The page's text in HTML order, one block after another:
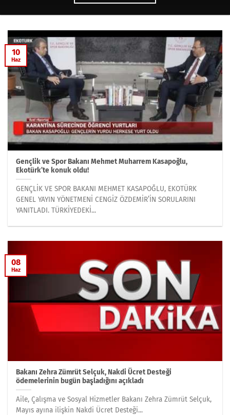
Gençlik ve Spor Bakanı Mehmet Muharrem Kasapoğlu,
Ekotürk’te konuk oldu!
GENÇLİK VE SPOR BAKANI MEHMET KASAPOĞLU, EKOTÜRK
GENEL YAYIN YÖNETMENİ CENGİZ ÖZDEMİR’İN SORULARINI
YANITLADI. TÜRKİYEDEKİ...
10
Haz
Bakanı Zehra Zümrüt Selçuk, Nakdi Ücret Desteği
ödemelerinin bugün başladığını açıkladı
Aile, Çalışma ve Sosyal Hizmetler Bakanı Zehra Zümrüt Selçuk,
Mayıs ayına ilişkin Nakdi Ücret Desteği...
08
Haz